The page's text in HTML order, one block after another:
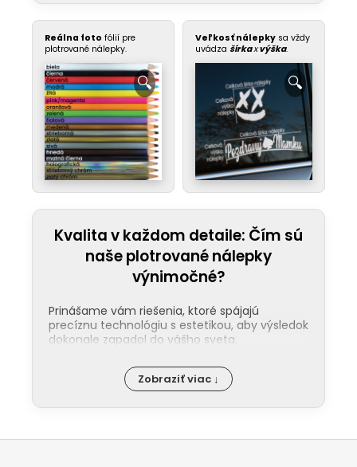
Reálna foto fólií pre
plotrované nálepky.
Veľkosť nálepky sa vždy
uvádza šírkaxvýška.
Kvalita v každom detaile: Čím sú
naše plotrované nálepky
výnimočné?
Prinášame vám riešenia, ktoré spájajú
precíznu technológiu s estetikou, aby výsledok
dokonale zapadol do vášho sveta.
Jednoduchá aplikácia: Nalepenie
našej nálepky zvládne každý. Ku každej
sprievodcu na našomYouTube.
Zobraziť viac ↓
Z